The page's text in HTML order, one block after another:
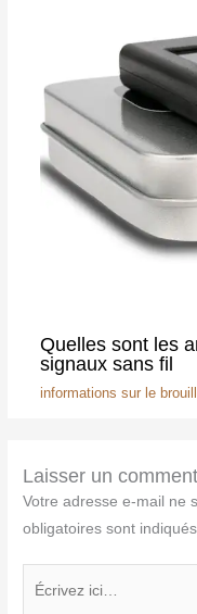
Quelles sont les
signaux sans fil
informations sur le
Laisser un
Votre adresse e-mail ne
obligatoires sont